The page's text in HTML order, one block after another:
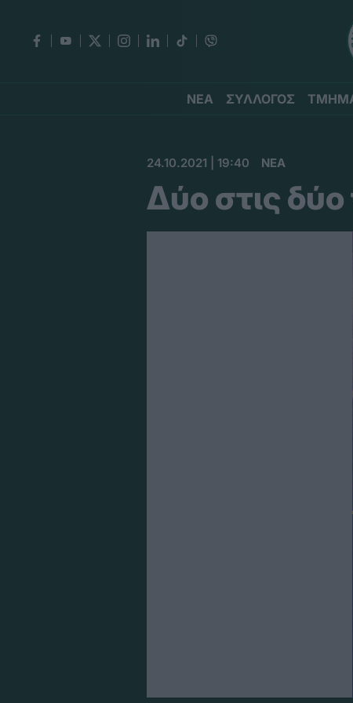
ΝΕΑ ΣΥΛΛΟΓΟΣ
24.10.2021 | 19:40 ΝΕΑ
Δύο στις δύο